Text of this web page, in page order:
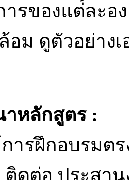
ารของแต่้ละ
ม ดูตัวอย่างเ
หลักสูตร :
รฝึกอบรมตร
ดต่อ ประสา